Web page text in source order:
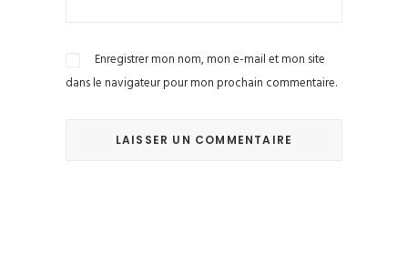
Enregistrer mon nom, mon e-mail et mon site
dans le navigateur pour mon prochain commentaire.